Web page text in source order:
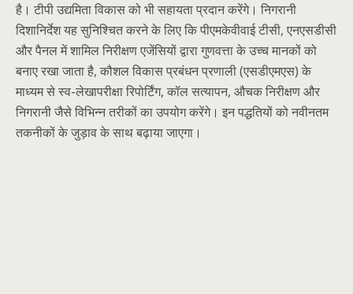
है। टीपी उद्यमिता विकास को भी सहायता प्रदान करेंगे। निगरानी
दिशानिर्देश यह सुनिश्चित करने के लिए कि पीएमकेवीवाई टीसी, एनएसडीसी
और पैनल में शामिल निरीक्षण एजेंसियों द्वारा गुणवत्ता के उच्च मानकों को
बनाए रखा जाता है, कौशल विकास प्रबंधन प्रणाली (एसडीएमएस) के
माध्यम से स्व-लेखापरीक्षा रिपोर्टिंग, कॉल सत्यापन, औचक निरीक्षण और
निगरानी जैसे विभिन्न तरीकों का उपयोग करेंगे। इन पद्धतियों को नवीनतम
तकनीकों के जुड़ाव के साथ बढ़ाया जाएगा।